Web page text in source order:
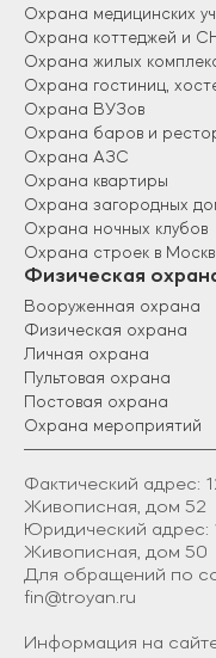
Охрана медицинских
Охрана коттеджей и
Охрана жилых
Охрана гостиниц,
Охрана ВУЗов
Охрана баров и
Охрана АЗС
Охрана квартиры
Охрана загородных
Охрана ночных клубов
Охрана строек в
Физическая
Вооруженная охрана
Физическая охрана
Личная охрана
Пультовая охрана
Постовая охрана
Охрана мероприятий
Фактический адрес:
Живописная, дом 52
Юридический адрес:
Живописная, дом 50
Для обращений по
fin@troyan.ru
Информация на